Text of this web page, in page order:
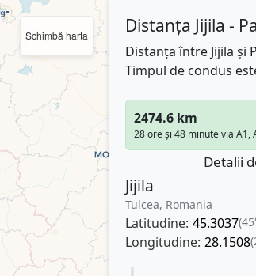
Schimbă harta Distanța Jijila -
Distanța între Jijila și
Timpul de condus
2474.6 km
28 ore și 48 minute via A1,
Detalii
Jijila
Tulcea, Romania
Latitudine: 45.3037
Longitudine: 28.1508